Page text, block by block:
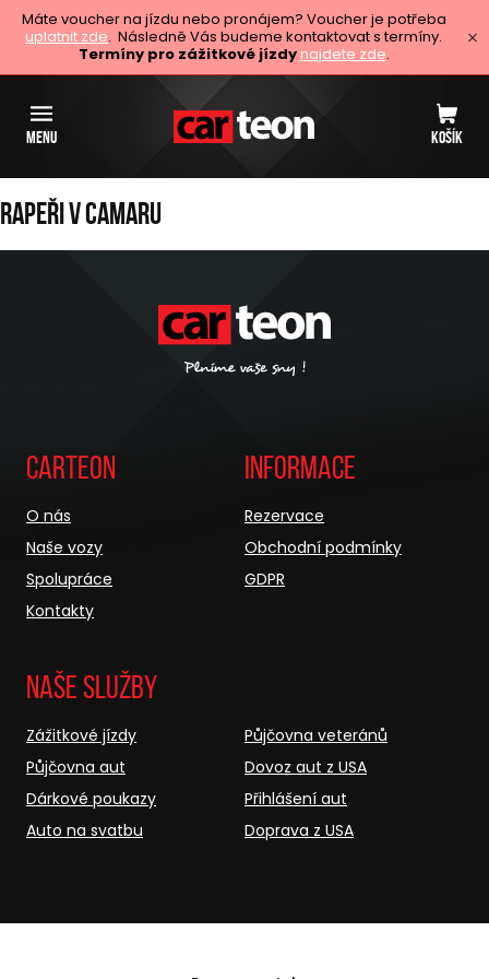
Máte voucher na jízdu nebo pronájem? Voucher je potřeba
uplatnit zde. Následně Vás budeme kontaktovat s termíny.
Termíny pro zážitkové jízdy najdete zde.
MENU KOŠÍK
Rapeři v Camaru
Carteon
O nás
Naše vozy
Spolupráce
Kontakty
Informace
Rezervace
Obchodní podmínky
GDPR
Naše služby
Zážitkové jízdy
Půjčovna aut
Dárkové poukazy
Auto na svatbu
Půjčovna veteránů
Dovoz aut z USA
Přihlášení aut
Doprava z USA